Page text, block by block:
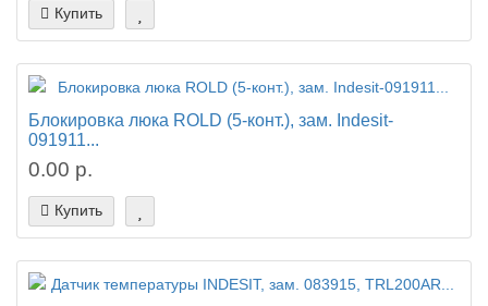
Купить
Блокировка люка ROLD (5-конт.), зам. Indesit-
091911...
0.00 р.
Купить